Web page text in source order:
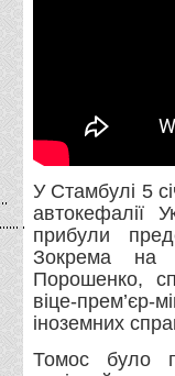
У Стамбулі 5
автокефалії
прибули
Зокрема на
Порошенко,
віце-прем’єр-
іноземних
Томос було